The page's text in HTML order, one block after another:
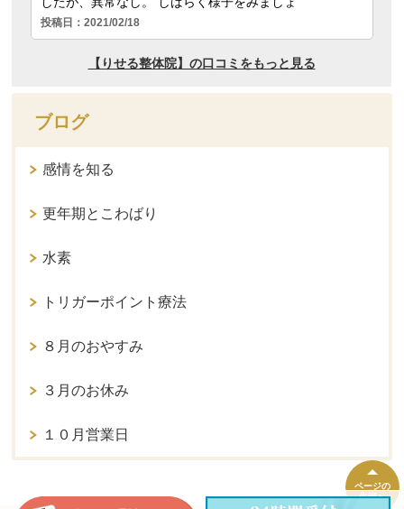
ブログ
感情を知る
更年期とこわばり
水素
トリガーポイント療法
８月のおやすみ
３月のお休み
１０月営業日
ページの
先頭へ